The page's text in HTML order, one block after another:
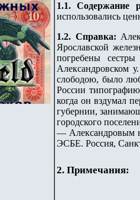
1.1. Содержание
использовались
1.2. Справка:
Ярославской
погребены
Александровском
слободою, было
России
когда он вздумал
губернии,
городского
— Александровым
ЭСБЕ. Россия,
2. Примечания: